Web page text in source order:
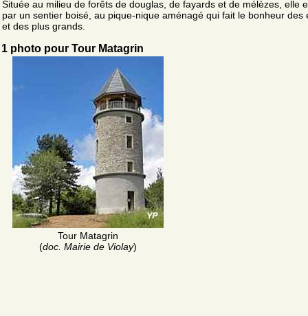
Située au milieu de forêts de douglas, de fayards et de mélèzes, elle
par un sentier boisé, au pique-nique aménagé qui fait le bonheur des
et des plus grands.
1 photo pour Tour Matagrin
Tour Matagrin
(doc. Mairie de Violay)